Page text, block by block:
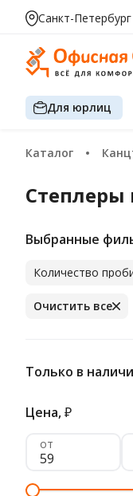
Санкт-Петербург
Для юрлиц
Каталог
Выбранные
Очистить все
Только в
Цена,₽
от